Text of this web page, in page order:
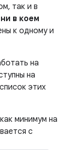
так и в
ни в коем
к одному и
на
на
этих
минимум на
с